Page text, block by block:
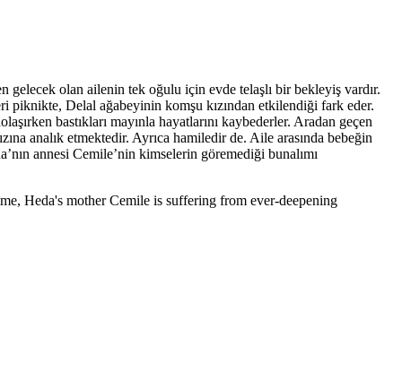
gelecek olan ailenin tek oğulu için evde telaşlı bir bekleyiş vardır.
piknikte, Delal ağabeyinin komşu kızından etkilendiği fark eder.
bastıkları mayınla hayatlarını kaybederler. Aradan geçen
analık etmektedir. Ayrıca hamiledir de. Aile arasında bebeğin
annesi Cemile’nin kimselerin göremediği bunalımı
Heda's mother Cemile is suffering from ever-deepening